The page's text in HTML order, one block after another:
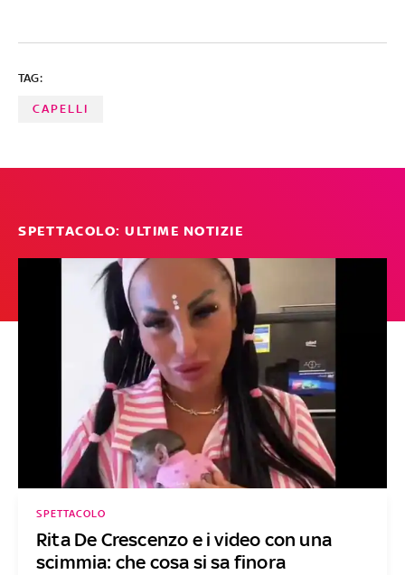
TAG:
CAPELLI
SPETTACOLO: ULTIME NOTIZIE
Rita De Crescenzo e i video con una
scimmia: che cosa si sa finora
SPETTACOLO